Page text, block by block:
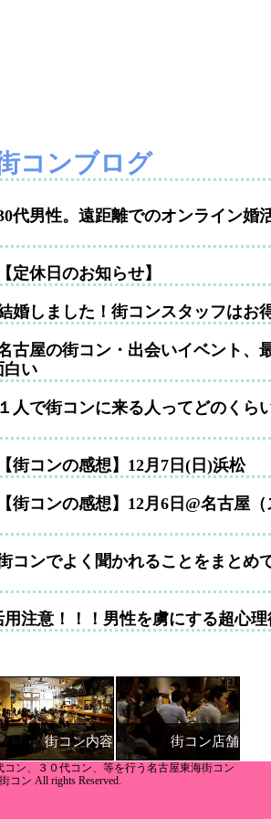
コンブログ
代男性。遠距離でのオンライン婚
【定休日のお知らせ】
婚しました！街コンスタッフはお
古屋の街コン・出会いイベント、
白い
１人で街コンに来る人ってどのくら
【街コンの感想】12月7日(日)浜松
【街コンの感想】12月6日@名古屋（
コンでよく聞かれることをまとめ
用注意！！！男性を虜にする超心理
街コン内容 街コン店舗
ン、３０代コン、等を行う名古屋東海街コン
コン All rights Reserved.